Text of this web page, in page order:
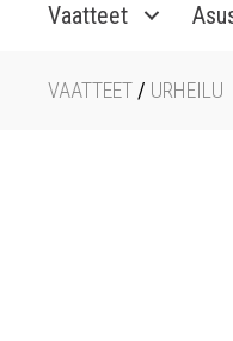
Vaatteet
VAATTEET / URHEILU